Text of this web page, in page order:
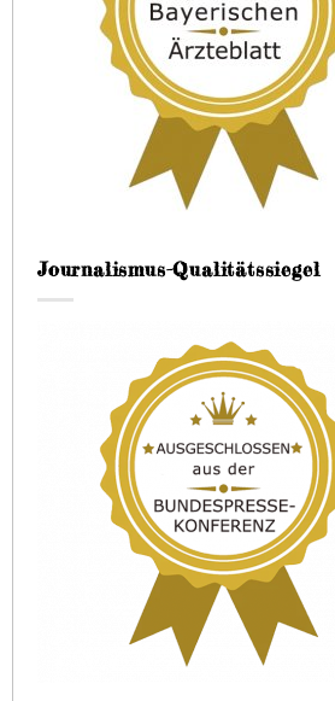
Journalismus-Qualitätssiegel